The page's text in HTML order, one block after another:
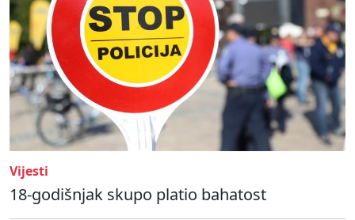
Vijesti
18-godišnjak skupo platio bahatost